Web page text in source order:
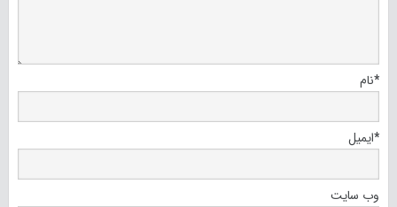
نام*
ایمیل*
وب‌ سایت